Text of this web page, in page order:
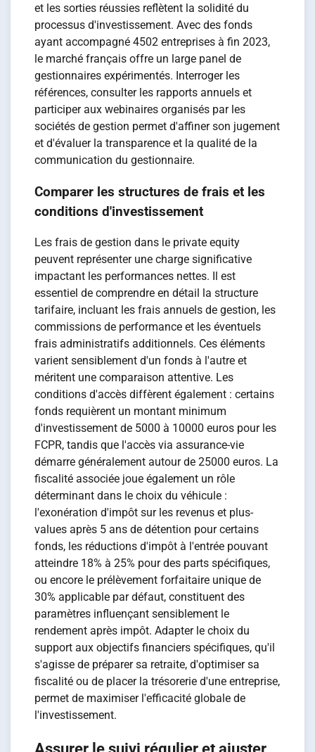
et les sorties réussies reflètent la solidité du
processus d'investissement. Avec des fonds
ayant accompagné 4502 entreprises à fin 2023,
le marché français offre un large panel de
gestionnaires expérimentés. Interroger les
références, consulter les rapports annuels et
participer aux webinaires organisés par les
sociétés de gestion permet d'affiner son jugement
et d'évaluer la transparence et la qualité de la
communication du gestionnaire.
Comparer les structures de frais et les
conditions d'investissement
Les frais de gestion dans le private equity
peuvent représenter une charge significative
impactant les performances nettes. Il est
essentiel de comprendre en détail la structure
tarifaire, incluant les frais annuels de gestion, les
commissions de performance et les éventuels
frais administratifs additionnels. Ces éléments
varient sensiblement d'un fonds à l'autre et
méritent une comparaison attentive. Les
conditions d'accès diffèrent également : certains
fonds requièrent un montant minimum
d'investissement de 5000 à 10000 euros pour les
FCPR, tandis que l'accès via assurance-vie
démarre généralement autour de 25000 euros. La
fiscalité associée joue également un rôle
déterminant dans le choix du véhicule :
l'exonération d'impôt sur les revenus et plus-
values après 5 ans de détention pour certains
fonds, les réductions d'impôt à l'entrée pouvant
atteindre 18% à 25% pour des parts spécifiques,
ou encore le prélèvement forfaitaire unique de
30% applicable par défaut, constituent des
paramètres influençant sensiblement le
rendement après impôt. Adapter le choix du
support aux objectifs financiers spécifiques, qu'il
s'agisse de préparer sa retraite, d'optimiser sa
fiscalité ou de placer la trésorerie d'une entreprise,
permet de maximiser l'efficacité globale de
l'investissement.